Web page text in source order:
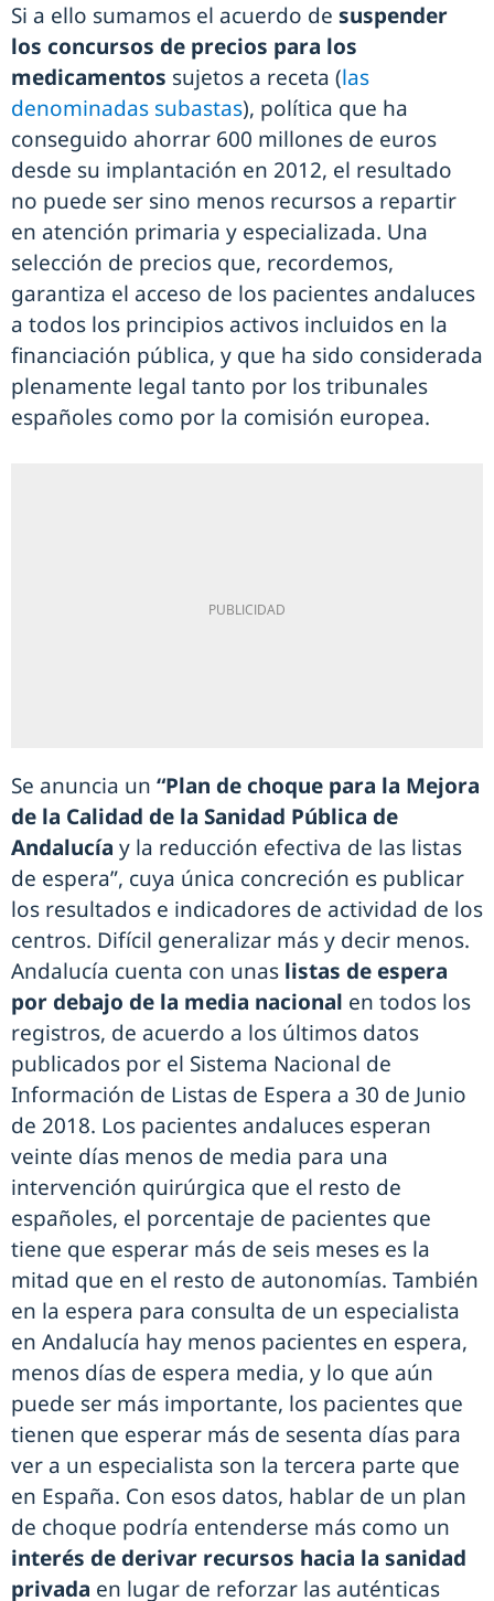
Si a ello sumamos el acuerdo de suspender
los concursos de precios para los
medicamentos sujetos a receta (las
denominadas subastas), política que ha
conseguido ahorrar 600 millones de euros
desde su implantación en 2012, el resultado
no puede ser sino menos recursos a repartir
en atención primaria y especializada. Una
selección de precios que, recordemos,
garantiza el acceso de los pacientes andaluces
a todos los principios activos incluidos en la
financiación pública, y que ha sido considerada
plenamente legal tanto por los tribunales
españoles como por la comisión europea.
Se anuncia un “Plan de choque para la Mejora
de la Calidad de la Sanidad Pública de
Andalucía y la reducción efectiva de las listas
de espera”, cuya única concreción es publicar
los resultados e indicadores de actividad de los
centros. Difícil generalizar más y decir menos.
Andalucía cuenta con unas listas de espera
por debajo de la media nacional en todos los
registros, de acuerdo a los últimos datos
publicados por el Sistema Nacional de
Información de Listas de Espera a 30 de Junio
de 2018. Los pacientes andaluces esperan
veinte días menos de media para una
intervención quirúrgica que el resto de
españoles, el porcentaje de pacientes que
tiene que esperar más de seis meses es la
mitad que en el resto de autonomías. También
en la espera para consulta de un especialista
en Andalucía hay menos pacientes en espera,
menos días de espera media, y lo que aún
puede ser más importante, los pacientes que
tienen que esperar más de sesenta días para
ver a un especialista son la tercera parte que
en España. Con esos datos, hablar de un plan
de choque podría entenderse más como un
interés de derivar recursos hacia la sanidad
privada en lugar de reforzar las auténticas